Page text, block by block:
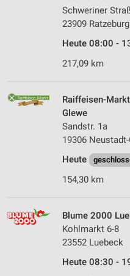
Schweriner
23909 Ratzeburg
Heute 08:00 -
217,09 km
Raiffeisen-
Glewe
Sandstr. 1a
19306
Heute
154,30 km
Blume 2000
Kohlmarkt 6-8
23552 Luebeck
Heute 08:30 -